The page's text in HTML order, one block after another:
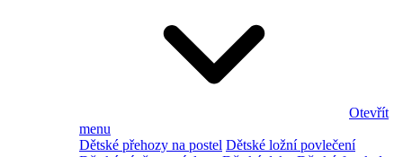
Otevřít
menu
Dětské přehozy na postel Dětské ložní povlečení